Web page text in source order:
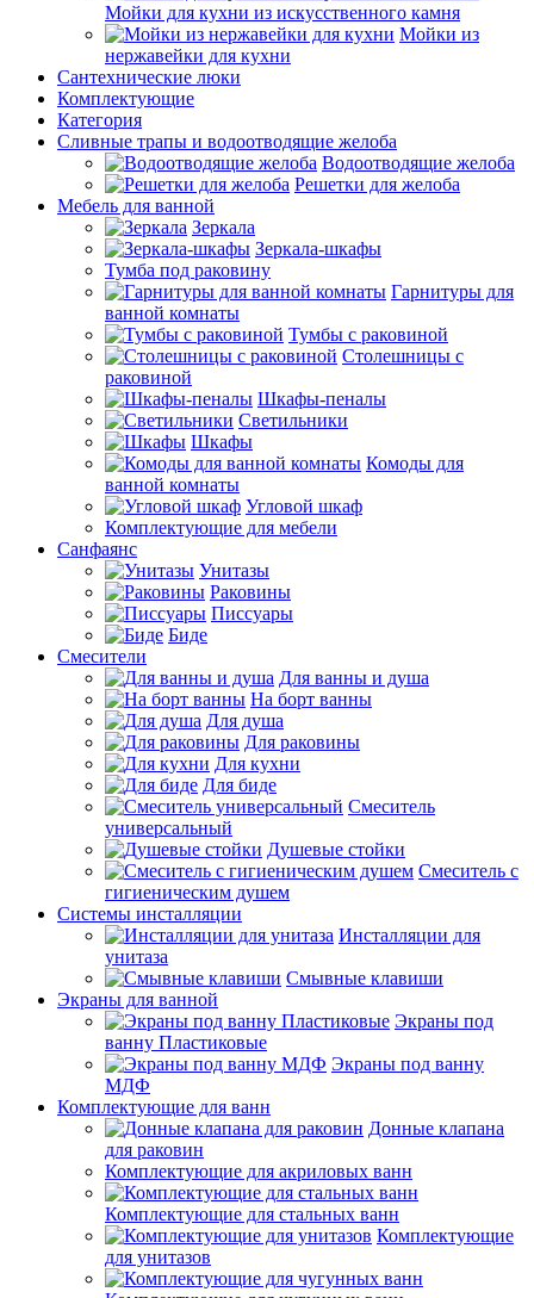
Мойки для кухни из искусственного камня
Мойки из
нержавейки для кухни
Сантехнические люки
Комплектующие
Категория
Cливные трапы и водоотводящие желоба
Водоотводящие желоба
Решетки для желоба
Мебель для ванной
Зеркала
Зеркала-шкафы
Тумба под раковину
Гарнитуры для
ванной комнаты
Тумбы с раковиной
Столешницы с
раковиной
Шкафы-пеналы
Светильники
Шкафы
Комоды для
ванной комнаты
Угловой шкаф
Комплектующие для мебели
Санфаянс
Унитазы
Раковины
Писсуары
Биде
Смесители
Для ванны и душа
На борт ванны
Для душа
Для раковины
Для кухни
Для биде
Смеситель
универсальный
Душевые стойки
Смеситель с
гигиеническим душем
Системы инсталляции
Инсталляции для
унитаза
Смывные клавиши
Экраны для ванной
Экраны под
ванну Пластиковые
Экраны под ванну
МДФ
Комплектующие для ванн
Донные клапана
для раковин
Комплектующие для акриловых ванн
Комплектующие для стальных ванн
Комплектующие
для унитазов